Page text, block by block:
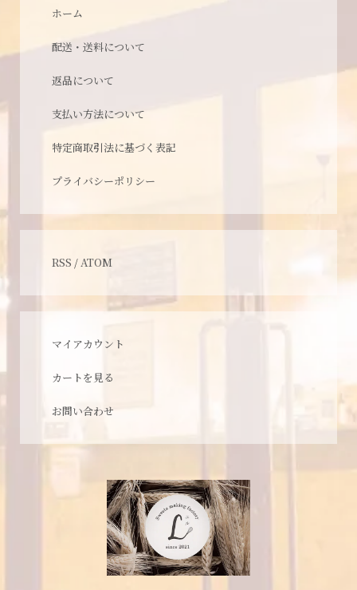
ホーム
配送・送料について
返品について
支払い方法について
特定商取引法に基づく表記
プライバシーポリシー
RSS /ATOM
マイアカウント
カートを見る
お問い合わせ